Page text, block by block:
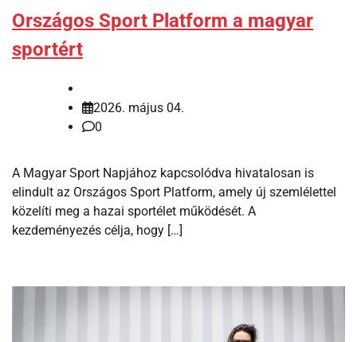
Országos Sport Platform a magyar
sportért
2026. május 04.
0
A Magyar Sport Napjához kapcsolódva hivatalosan is
elindult az Országos Sport Platform, amely új szemlélettel
közelíti meg a hazai sportélet működését. A
kezdeményezés célja, hogy […]